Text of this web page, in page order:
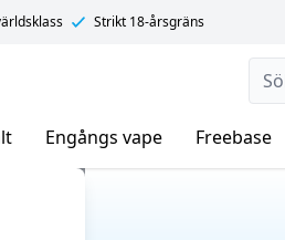
Strikt 18-årsgräns
Engångs vape Freebase